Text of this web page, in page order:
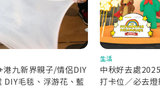
九新界親子/情侶DIY
DIY毛毯、浮游花、藍
生活
中秋好去處
打卡位／必去